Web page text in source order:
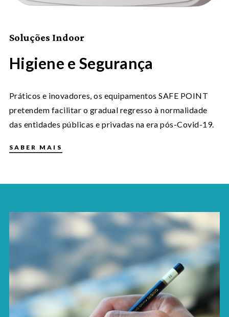
Soluções Indoor
Higiene e Segurança
Práticos e inovadores, os equipamentos SAFE POINT
pretendem facilitar o gradual regresso à normalidade
das entidades públicas e privadas na era pós-Covid-19.
SABER MAIS